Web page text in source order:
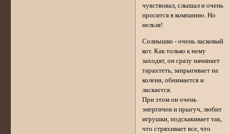
чувствовал, слышал и очень
просится в компанию. Но
нельзя!
Солнышко - очень ласковый
кот. Как только к нему
заходят, он сразу начинает
тарахтеть, запрыгивает на
колени, обнимается и
ласкается.
При этом он очень
энергичен и прыгуч, любит
игрушки, подскакивает так,
что стряхивает все, что